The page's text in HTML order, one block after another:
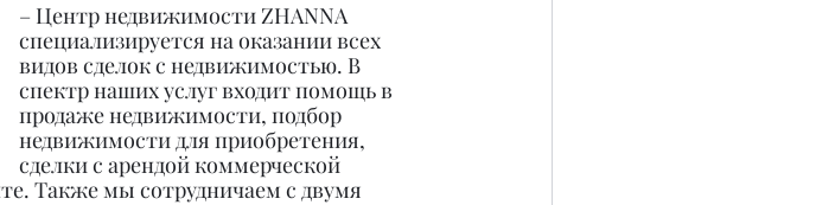
– Центр недвижимости ZHANNA
специализируется на оказании всех
видов сделок с недвижимостью. В
спектр наших услуг входит помощь в
продаже недвижимости, подбор
недвижимости для приобретения,
сделки с арендой коммерческой
Также мы сотрудничаем с двумя